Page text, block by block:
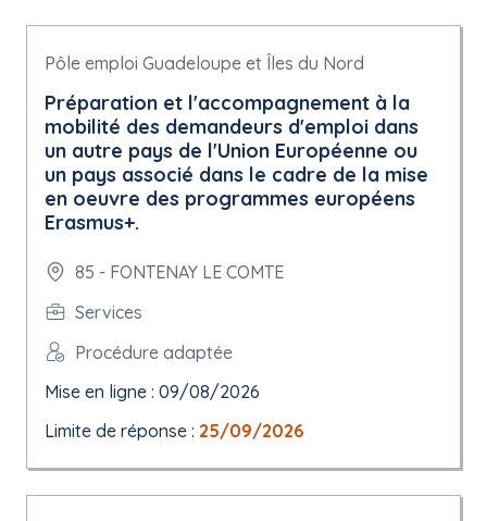
Pôle emploi Guadeloupe et Îles du Nord
Préparation et l'accompagnement à la
mobilité des demandeurs d'emploi dans
un autre pays de l'Union Européenne ou
un pays associé dans le cadre de la mise
en oeuvre des programmes européens
Erasmus+.
85 - FONTENAY LE COMTE
Services
Procédure adaptée
Mise en ligne : 09/08/2026
Limite de réponse : 25/09/2026